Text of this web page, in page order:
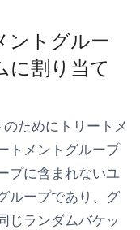
ントグルー
に割り当て
ためにトリートメ
トメントグループ
プに含まれないユ
ループであり、グ
じランダムバケッ